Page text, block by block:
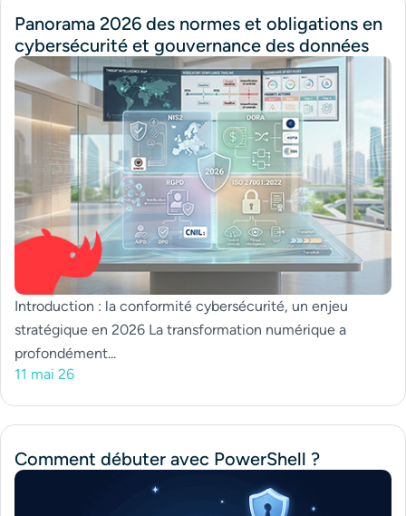
Panorama 2026 des normes et obligations en
cybersécurité et gouvernance des données
Introduction : la conformité cybersécurité, un enjeu
stratégique en 2026 La transformation numérique a
profondément...
11 mai 26
Comment débuter avec PowerShell ?